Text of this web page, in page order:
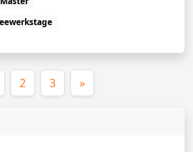
(huidige)
2 3 »